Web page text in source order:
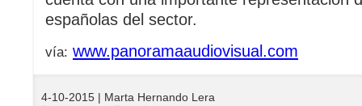
españolas del sector.
vía: www.panoramaaudiovisual.com
4-10-2015 | Marta Hernando Lera